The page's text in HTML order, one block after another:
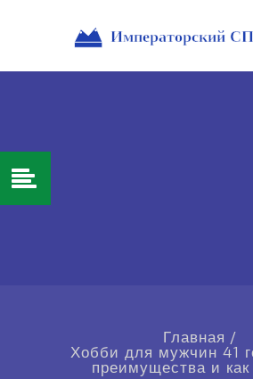
Главная /
Хобби для мужчин 41
преимущества и как